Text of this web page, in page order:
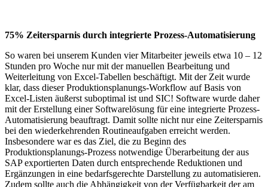
75% Zeitersparnis durch integrierte Prozess-Automatisierung
So waren bei unserem Kunden vier Mitarbeiter jeweils etwa 10 – 12
Stunden pro Woche nur mit der manuellen Bearbeitung und
Weiterleitung von Excel-Tabellen beschäftigt. Mit der Zeit wurde
klar, dass dieser Produktionsplanungs-Workflow auf Basis von
Excel-Listen äußerst suboptimal ist und SIC! Software wurde daher
mit der Erstellung einer Softwarelösung für eine integrierte Prozess-
Automatisierung beauftragt. Damit sollte nicht nur eine Zeitersparnis
bei den wiederkehrenden Routineaufgaben erreicht werden.
Insbesondere war es das Ziel, die zu Beginn des
Produktionsplanungs-Prozess notwendige Überarbeitung der aus
SAP exportierten Daten durch entsprechende Reduktionen und
Ergänzungen in eine bedarfsgerechte Darstellung zu automatisieren.
Zudem sollte auch die Abhängigkeit von der Verfügbarkeit der am